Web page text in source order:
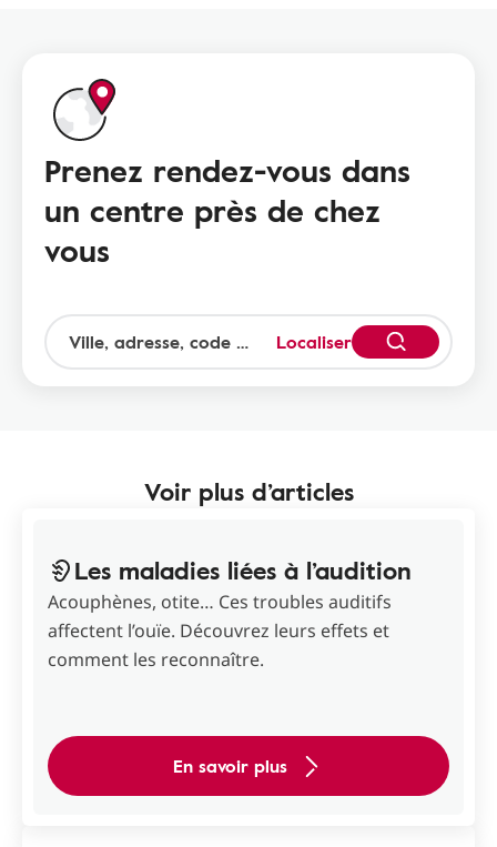
Prenez rendez-vous dans
un centre près de chez
vous
Localiser
Voir plus d’articles
Les maladies liées à l’audition
Acouphènes, otite… Ces troubles auditifs
affectent l’ouïe. Découvrez leurs effets et
comment les reconnaître.
En savoir plus